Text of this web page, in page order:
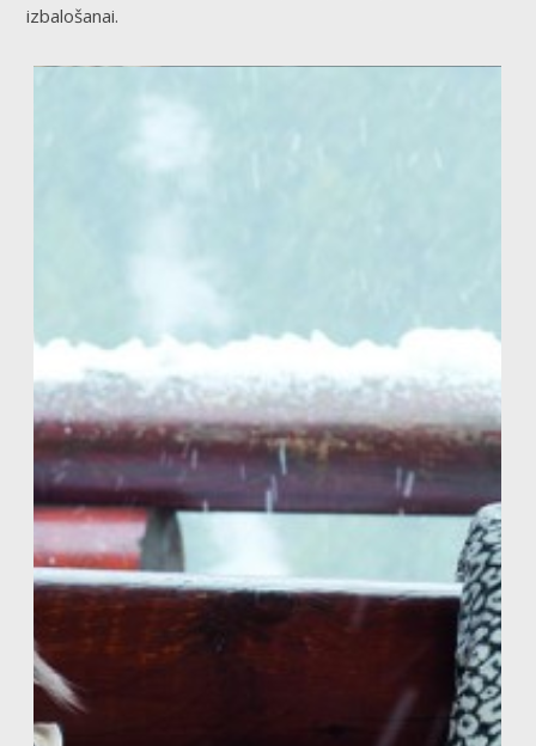
izbalošanai.